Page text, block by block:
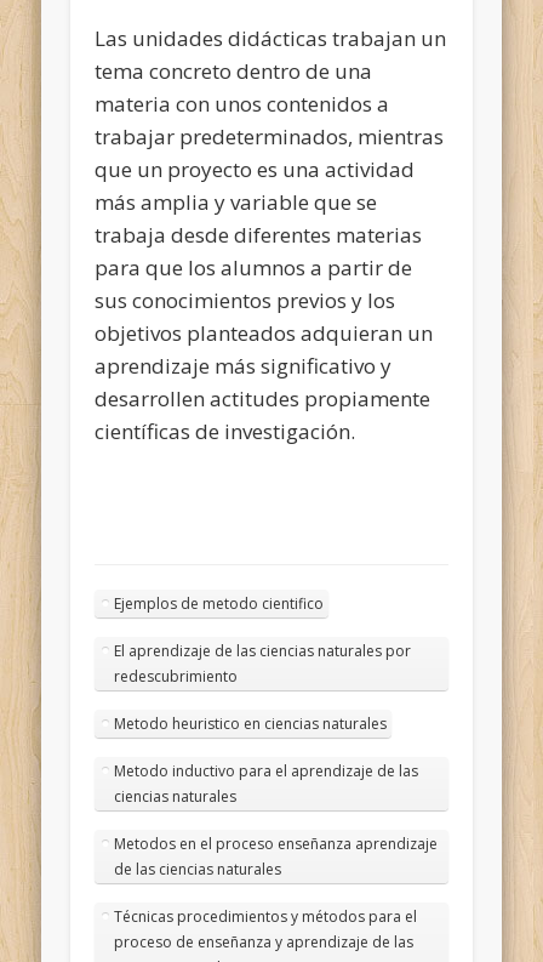
Las unidades didácticas trabajan un
tema concreto dentro de una
materia con unos contenidos a
trabajar predeterminados, mientras
que un proyecto es una actividad
más amplia y variable que se
trabaja desde diferentes materias
para que los alumnos a partir de
sus conocimientos previos y los
objetivos planteados adquieran un
aprendizaje más significativo y
desarrollen actitudes propiamente
científicas de investigación.
Ejemplos de metodo cientifico
El aprendizaje de las ciencias naturales por
redescubrimiento
Metodo heuristico en ciencias naturales
Metodo inductivo para el aprendizaje de las
ciencias naturales
Metodos en el proceso enseñanza aprendizaje
de las ciencias naturales
Técnicas procedimientos y métodos para el
proceso de enseñanza y aprendizaje de las